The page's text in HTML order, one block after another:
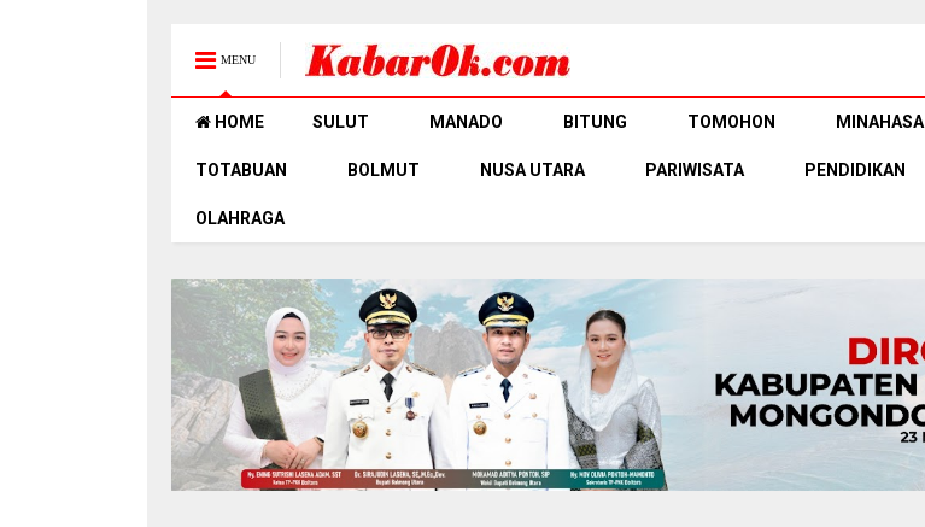
MENU
HOME SULUT MANADO BITUNG TOMOHON MINAHASA
TOTABUAN BOLMUT NUSA UTARA PARIWISATA PENDIDIKAN
OLAHRAGA